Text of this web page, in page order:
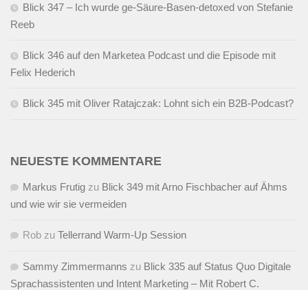
Blick 347 – Ich wurde ge-Säure-Basen-detoxed von Stefanie
Reeb
Blick 346 auf den Marketea Podcast und die Episode mit
Felix Hederich
Blick 345 mit Oliver Ratajczak: Lohnt sich ein B2B-Podcast?
NEUESTE KOMMENTARE
Markus Frutig zu Blick 349 mit Arno Fischbacher auf Ähms
und wie wir sie vermeiden
Rob zu Tellerrand Warm-Up Session
Sammy Zimmermanns zu Blick 335 auf Status Quo Digitale
Sprachassistenten und Intent Marketing – Mit Robert C.